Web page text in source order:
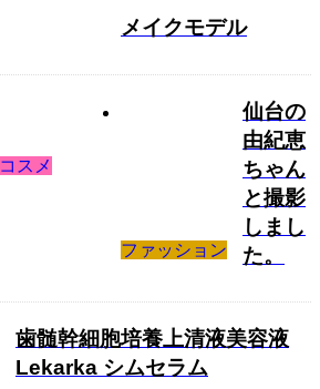
コスメ
メイクモデル
ファッション
仙台の
由紀恵
ちゃん
と撮影
しまし
た。
歯髄幹細胞培養上清液美容液
Lekarka シムセラム